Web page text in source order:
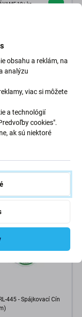
10+ ks,
3515 - Spájkovací
Odstranenie
9 ks,
445 - Spájkovací Cín
obsahu a reklám, na
analýzu
viac si môžete
a technológií
cookies".
ak sú niektoré